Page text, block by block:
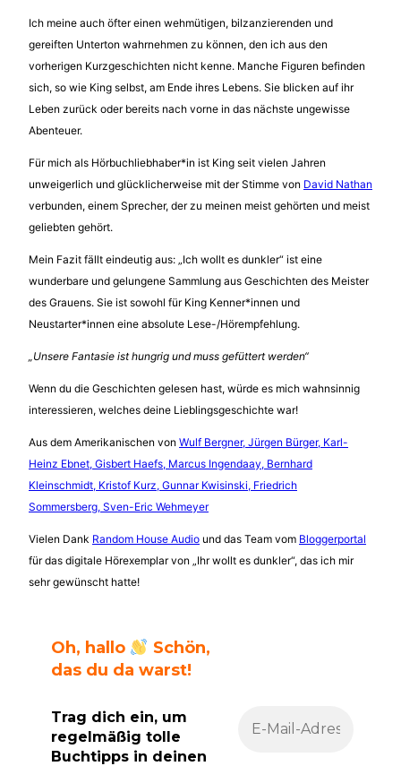
Ich meine auch öfter einen wehmütigen, bilzanzierenden und
gereiften Unterton wahrnehmen zu können, den ich aus den
vorherigen Kurzgeschichten nicht kenne. Manche Figuren befinden
sich, so wie King selbst, am Ende ihres Lebens. Sie blicken auf ihr
Leben zurück oder bereits nach vorne in das nächste ungewisse
Abenteuer.
Für mich als Hörbuchliebhaber*in ist King seit vielen Jahren
unweigerlich und glücklicherweise mit der Stimme von David Nathan
verbunden, einem Sprecher, der zu meinen meist gehörten und meist
geliebten gehört.
Mein Fazit fällt eindeutig aus: „Ich wollt es dunkler“ ist eine
wunderbare und gelungene Sammlung aus Geschichten des Meister
des Grauens. Sie ist sowohl für King Kenner*innen und
Neustarter*innen eine absolute Lese-/Hörempfehlung.
„Unsere Fantasie ist hungrig und muss gefüttert werden“
Wenn du die Geschichten gelesen hast, würde es mich wahnsinnig
interessieren, welches deine Lieblingsgeschichte war!
Aus dem Amerikanischen von Wulf Bergner, Jürgen Bürger, Karl-
Heinz Ebnet, Gisbert Haefs, Marcus Ingendaay, Bernhard
Kleinschmidt, Kristof Kurz, Gunnar Kwisinski, Friedrich
Sommersberg, Sven-Eric Wehmeyer
Vielen Dank Random House Audio und das Team vom Bloggerportal
für das digitale Hörexemplar von „Ihr wollt es dunkler“, das ich mir
sehr gewünscht hatte!
Oh, hallo
Schön,
das du da warst!
Trag dich ein, um
regelmäßig tolle
Buchtipps in deinen